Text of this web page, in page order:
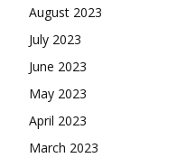
August 2023
July 2023
June 2023
May 2023
April 2023
March 2023